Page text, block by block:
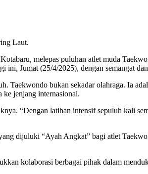
Laut.
melepas puluhan atlet muda
Jumat (25/4/2025), dengan semangat
Taekwondo bukan sekadar olahraga. Ia
ke jenjang internasional.
“Dengan latihan intensif sepuluh kali
dijuluki “Ayah Angkat” bagi atlet
kolaborasi berbagai pihak dalam